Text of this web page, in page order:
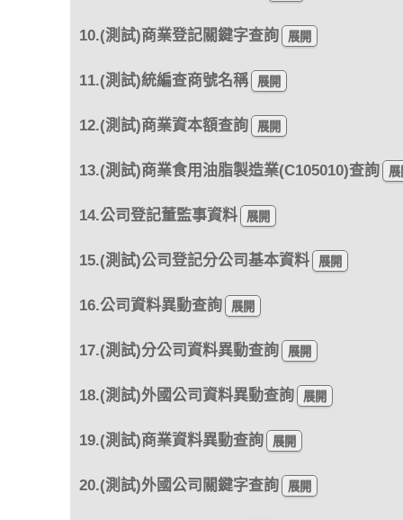
10.(測試)商業登記關鍵字查詢
11.(測試)統編查商號名稱
12.(測試)商業資本額查詢
13.(測試)商業食用油脂製造業(C105010)查詢
14.公司登記董監事資料
15.(測試)公司登記分公司基本資料
16.公司資料異動查詢
17.(測試)分公司資料異動查詢
18.(測試)外國公司資料異動查詢
19.(測試)商業資料異動查詢
20.(測試)外國公司關鍵字查詢